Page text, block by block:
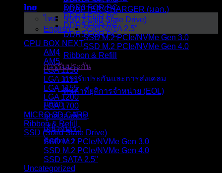
ADAPTER CHARGER (มอก.)
SSD (Solid State Drive)
SSD SATA 2.5"
SSD M.2 PCIe/NVMe Gen 3.0
SSD M.2 PCIe/NVMe Gen 4.0
Ribbon & Refill
การรับประกัน
การรับประกันและการส่งเคลม
สินค้าที่ยุติการจำหน่าย (EOL)
บล็อก
ลูกค้าองค์กร
เกี่ยวกับเรา
ติดต่อเรา
ไทย
ไทย
English
DDR3 FOR PC
DDR4 FOR PC
DDR5 FOR PC
DDR5 FOR PC
CPU BOX NEXT
AM4
AM5
LGA 1150
LGA 1151
LGA 1155
LGA 1200
LGA 1700
MICRO SD CARD
Ribbon & Refill
SSD (Solid State Drive)
SSD M.2 PCIe/NVMe Gen 3.0
SSD M.2 PCIe/NVMe Gen 4.0
SSD SATA 2.5"
Uncategorized